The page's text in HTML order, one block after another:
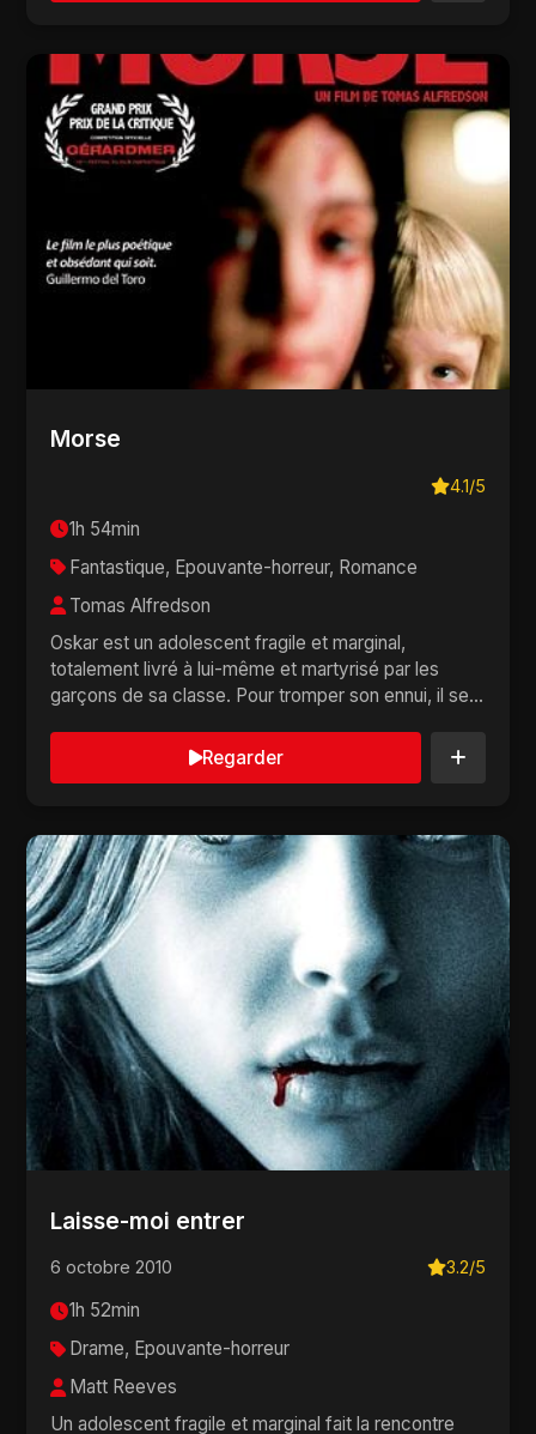
Morse
4.1/5
1h 54min
Fantastique, Epouvante-horreur, Romance
Tomas Alfredson
Oskar est un adolescent fragile et marginal,
totalement livré à lui-même et martyrisé par les
garçons de sa classe. Pour tromper son ennui, il se...
Regarder
Laisse-moi entrer
6 octobre 2010 3.2/5
1h 52min
Drame, Epouvante-horreur
Matt Reeves
Un adolescent fragile et marginal fait la rencontre